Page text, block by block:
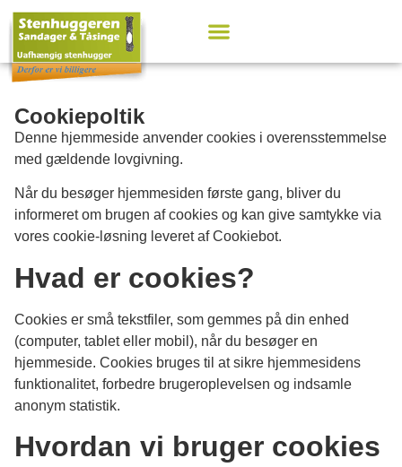
Cookiepoltik
Denne hjemmeside anvender cookies i overensstemmelse
med gældende lovgivning.
Når du besøger hjemmesiden første gang, bliver du
informeret om brugen af cookies og kan give samtykke via
vores cookie-løsning leveret af Cookiebot.
Hvad er cookies?
Cookies er små tekstfiler, som gemmes på din enhed
(computer, tablet eller mobil), når du besøger en
hjemmeside. Cookies bruges til at sikre hjemmesidens
funktionalitet, forbedre brugeroplevelsen og indsamle
anonym statistik.
Hvordan vi bruger cookies